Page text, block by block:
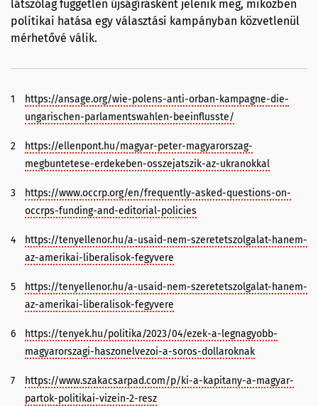
látszólag független újságírásként jelenik meg, miközben
politikai hatása egy választási kampányban közvetlenül
mérhetővé válik.
1
https://ansage.org/wie-polens-anti-orban-kampagne-die-
ungarischen-parlamentswahlen-beeinflusste/
2
https://ellenpont.hu/magyar-peter-magyarorszag-
megbuntetese-erdekeben-osszejatszik-az-ukranokkal
3
https://www.occrp.org/en/frequently-asked-questions-on-
occrps-funding-and-editorial-policies
4
https://tenyellenor.hu/a-usaid-nem-szeretetszolgalat-hanem-
az-amerikai-liberalisok-fegyvere
5
https://tenyellenor.hu/a-usaid-nem-szeretetszolgalat-hanem-
az-amerikai-liberalisok-fegyvere
6
https://tenyek.hu/politika/2023/04/ezek-a-legnagyobb-
magyarorszagi-haszonelvezoi-a-soros-dollaroknak
7
https://www.szakacsarpad.com/p/ki-a-kapitany-a-magyar-
partok-politikai-vizein-2-resz